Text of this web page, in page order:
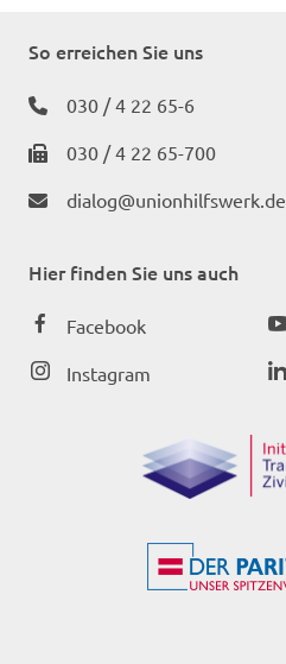
So erreichen Sie uns
030 / 4 22 65-6
030 / 4 22 65-700
dialog@unionhilfswerk.de
Hier finden Sie uns auch
Facebook
Instagram